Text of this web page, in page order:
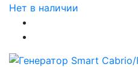
Нет в наличии